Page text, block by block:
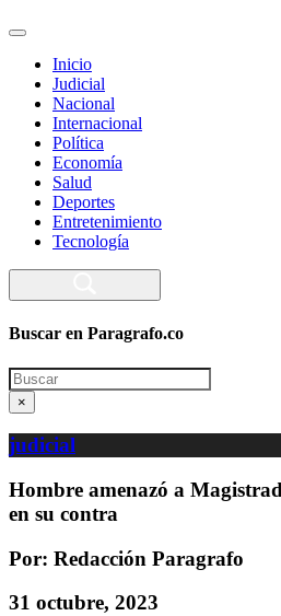
Inicio
Judicial
Nacional
Internacional
Política
Economía
Salud
Deportes
Entretenimiento
Tecnología
Buscar en Paragrafo.co
Search
×
judicial
Hombre amenazó a
en su contra
Por: Redacción Paragrafo
31 octubre, 2023